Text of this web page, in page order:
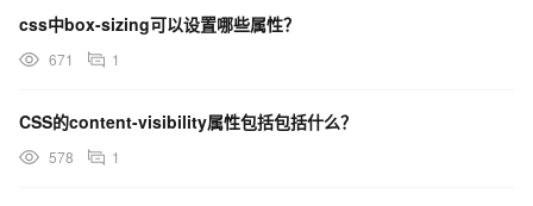
css中box-sizing可以设置哪些属性？
671 1
CSS的content-visibility属性包括包括什么？
578 1